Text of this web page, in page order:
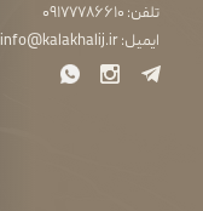
★★★★
تلفن: ۰۹۱۷۷۷۸۶۶۱۰
ایمیل:info@kalakhalij.ir